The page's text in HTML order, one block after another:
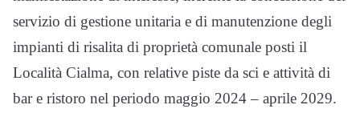
servizio di gestione unitaria e di manutenzione degli
impianti di risalita di proprietà comunale posti il
Località Cialma, con relative piste da sci e attività di
bar e ristoro nel periodo maggio 2024 – aprile 2029.